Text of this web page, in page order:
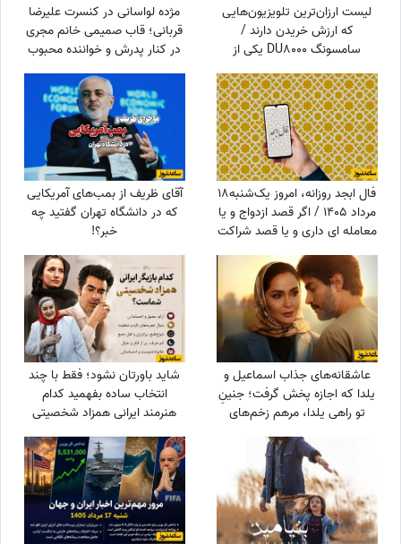
لیست ارزان‌ترین تلویزیون‌هایی
که ارزش خریدن دارند /
سامسونگ DU8000 یکی از
ارزانترین تلویزیون‌های بازار
مژده لواسانی در کنسرت علیرضا
قربانی؛ قاب صمیمی خانم مجری
در کنار پدرش و خواننده محبوب
فال ابجد روزانه، امروز یک‌شنبه18
مرداد 1405 / اگر قصد ازدواج و یا
معامله ای داری و یا قصد شراکت
و سرمایه گذاری داری ...
آقای ظریف از بمب‌های آمریکایی
که در دانشگاه تهران گفتید چه
خبر؟!
عاشقانه‌های جذاب اسماعیل و
یلدا که اجازه پخش گرفت؛ جنینِ
تو راهی یلدا، مرهم زخم‌های
سینا مهراد شد!
شاید باورتان نشود؛ فقط با چند
انتخاب ساده بفهمید کدام
هنرمند ایرانی همزاد شخصیتی
شماست! از شوخ‌طبعی نعیمه
نظام‌دوست تا احساسات عمیق
شهاب حسینی؛ شما شبیه
کدام‌یک هستید؟